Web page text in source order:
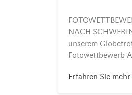
NACH
unserem
Erfahren Sie mehr